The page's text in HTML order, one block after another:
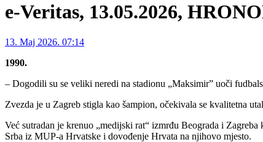
e-Veritas, 13.05.2026,
13. Maj 2026. 07:14
1990.
– Dogodili su se veliki neredi na stadionu „Maksimir” uoči
Zvezda je u Zagreb stigla kao šampion, očekivala se kvalitetna
Već sutradan je krenuo „medijski rat“ izmrđu Beograda i
Srba iz MUP-a Hrvatske i dovođenje Hrvata na njihovo mjesto.